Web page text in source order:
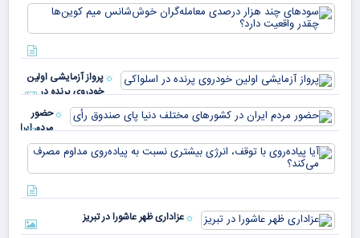
پرواز آزمایشی اولین
خودروی پرنده در
اسلواکی
حضور
مردم ایران
در
کشورهای
مختلف
دنیا پای
صندوق
عزاداری ظهر عاشورا در تبریز